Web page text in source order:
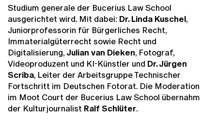
Studium generale der Bucerius Law School
ausgerichtet wird. Mit dabei: Dr. Linda Kuschel,
Juniorprofessorin für Bürgerliches Recht,
Immaterialgüterrecht sowie Recht und
Digitalisierung, Julian van Dieken, Fotograf,
Videoproduzent und KI-Künstler und Dr. Jürgen
Scriba, Leiter der Arbeitsgruppe Technischer
Fortschritt im Deutschen Fotorat. Die Moderation
im Moot Court der Bucerius Law School übernahm
der Kulturjournalist Ralf Schlüter.